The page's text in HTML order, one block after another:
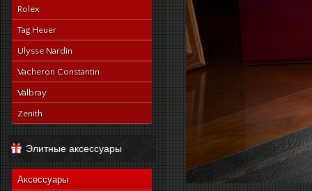
Rolex
Tag Heuer
Ulysse Nardin
Vacheron Constantin
Valbray
Zenith
Элитные аксессуары
Аксессуары